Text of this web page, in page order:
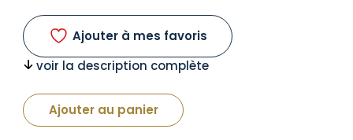
Ajouter à mes favoris
voir la description complète
Ajouter au panier